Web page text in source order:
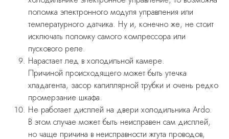
поломка электронного модуля управления или
температурного датчика. Ну и, конечно же, не стоит
исключать поломку самого компрессора или
пускового реле.
Нарастает лед в холодильной камере.
Причиной происходящего может быть утечка
хладагента, засор капиллярной трубки и очень редко
промерзание шкафа.
Не работает дисплей на двери холодильника Ardo.
В этом случае может быть неисправен сам дисплей,
но чаще причина в неисправности жгута проводов,